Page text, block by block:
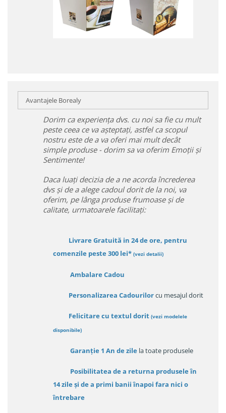
Avantajele Borealy
Dorim ca experiența dvs. cu noi sa fie cu mult
peste ceea ce va așteptați, astfel ca scopul
nostru este de a va oferi mai mult decât
simple produse - dorim sa va oferim Emoții și
Sentimente!
Daca luați decizia de a ne acorda încrederea
dvs și de a alege cadoul dorit de la noi, va
oferim, pe lânga produse frumoase și de
calitate, urmatoarele facilitați:
Livrare Gratuită in 24 de ore, pentru
comenzile peste 300 lei* (vezi detalii)
Ambalare Cadou
Personalizarea Cadourilorcu mesajul dorit
Felicitare cu textul dorit (vezi modelele
disponibile)
Garanție 1 An de zile la toate produsele
Posibilitatea de a returna produsele în
14 zileși de a primi banii înapoi fara nici o
întrebare